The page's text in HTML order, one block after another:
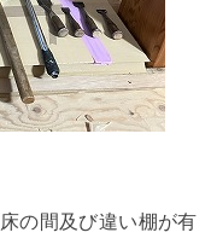
の間及び違い棚が有